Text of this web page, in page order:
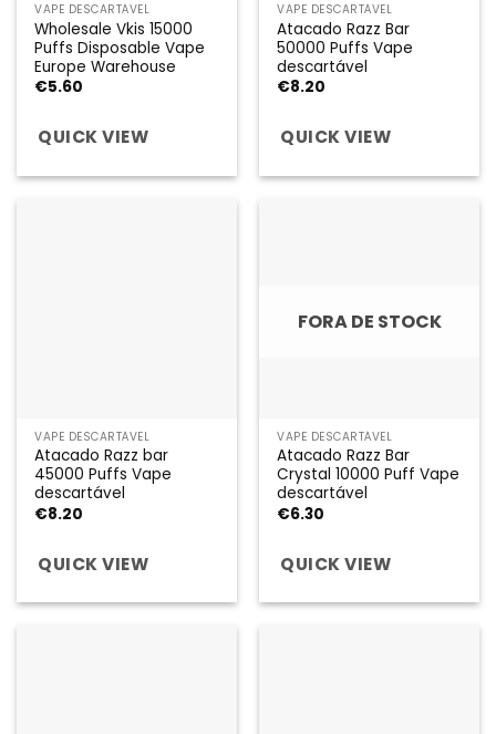
VAPE DESCARTÁVEL
Wholesale Vkis 15000
Puffs Disposable Vape
Europe Warehouse
€5.60
QUICK VIEW
VAPE DESCARTÁVEL
Atacado Razz Bar
50000 Puffs Vape
descartável
€8.20
QUICK VIEW
VAPE DESCARTÁVEL
Atacado Razz bar
45000 Puffs Vape
descartável
€8.20
QUICK VIEW
FORA DE STOCK
VAPE DESCARTÁVEL
Atacado Razz Bar
Crystal 10000 Puff Vape
descartável
€6.30
QUICK VIEW